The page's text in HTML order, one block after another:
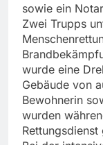
sowie ein
Zwei Trupps
wurde eine
Gebäude von
Bewohnerin
wurden